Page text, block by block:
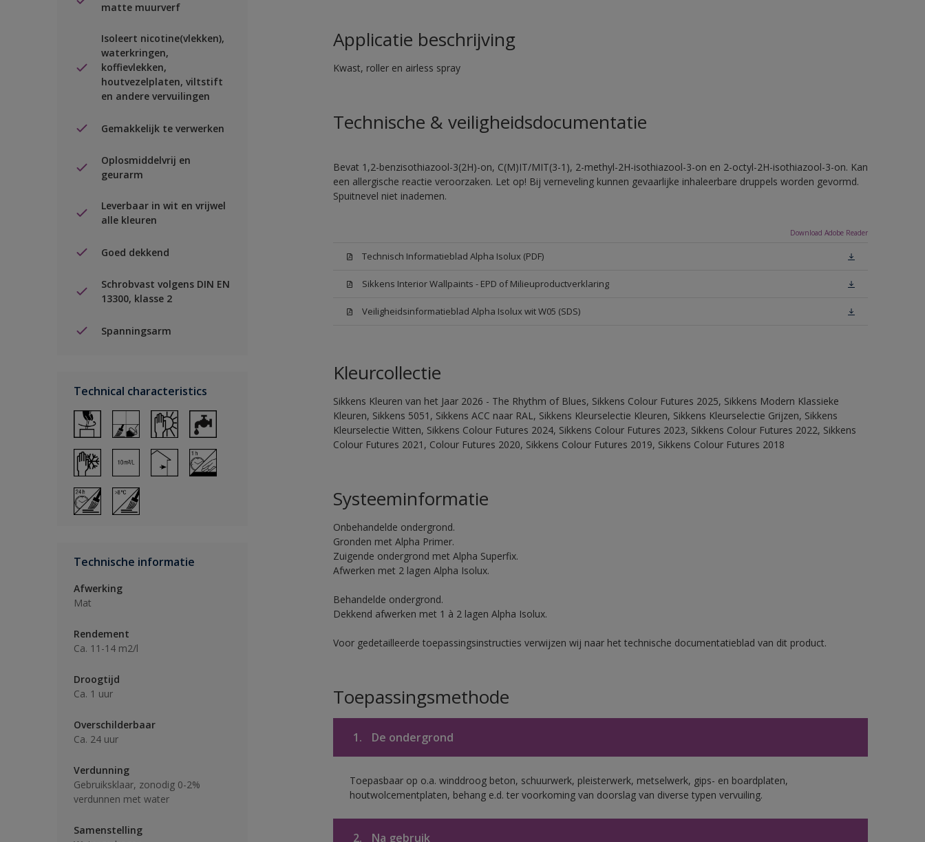
matte muurverf
Isoleert nicotine(vlekken),
waterkringen,
koffievlekken,
houtvezelplaten, viltstift
en andere vervuilingen
Gemakkelijk te verwerken
Oplosmiddelvrij en
geurarm
Leverbaar in wit en vrijwel
alle kleuren
Goed dekkend
Schrobvast volgens DIN EN
13300, klasse 2
Spanningsarm
Technical characteristics
Technische informatie
Afwerking
Mat
Rendement
Ca. 11-14 m2/l
Droogtijd
Ca. 1 uur
Overschilderbaar
Ca. 24 uur
Verdunning
Gebruiksklaar, zonodig 0-2%
verdunnen met water
Samenstelling
Applicatie beschrijving
Kwast, roller en airless spray
Technische & veiligheidsdocumentatie
Bevat 1,2-benzisothiazool-3(2H)-on, C(M)IT/MIT(3-1), 2-methyl-2H-isothiazool-3-on en 2-octyl-2H-isothiazool-3-on. Kan
een allergische reactie veroorzaken. Let op! Bij verneveling kunnen gevaarlijke inhaleerbare druppels worden gevormd.
Spuitnevel niet inademen.
Download Adobe Reader
Technisch Informatieblad Alpha Isolux (PDF)
Sikkens Interior Wallpaints - EPD of Milieuproductverklaring
Veiligheidsinformatieblad Alpha Isolux wit W05 (SDS)
Kleurcollectie
Sikkens Kleuren van het Jaar 2026 - The Rhythm of Blues, Sikkens Colour Futures 2025, Sikkens Modern Klassieke
Kleuren, Sikkens 5051, Sikkens ACC naar RAL, Sikkens Kleurselectie Kleuren, Sikkens Kleurselectie Grijzen, Sikkens
Kleurselectie Witten, Sikkens Colour Futures 2024, Sikkens Colour Futures 2023, Sikkens Colour Futures 2022, Sikkens
Colour Futures 2021, Colour Futures 2020, Sikkens Colour Futures 2019, Sikkens Colour Futures 2018
Systeeminformatie
Onbehandelde ondergrond.
Gronden met Alpha Primer.
Zuigende ondergrond met Alpha Superfix.
Afwerken met 2 lagen Alpha Isolux.
Behandelde ondergrond.
Dekkend afwerken met 1 à 2 lagen Alpha Isolux.
Voor gedetailleerde toepassingsinstructies verwijzen wij naar het technische documentatieblad van dit product.
Toepassingsmethode
1. De ondergrond
Toepasbaar op o.a. winddroog beton, schuurwerk, pleisterwerk, metselwerk, gips- en boardplaten,
houtwolcementplaten, behang e.d. ter voorkoming van doorslag van diverse typen vervuiling.
2. Na gebruik